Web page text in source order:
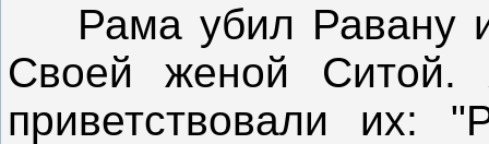
Рама убил Равану и
Своей женой Ситой.
приветствовали их: